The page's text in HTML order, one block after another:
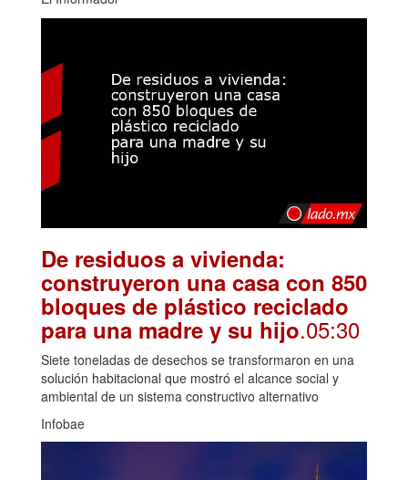
De residuos a vivienda:
construyeron una casa con 850
bloques de plástico reciclado
para una madre y su hijo.05:30
Siete toneladas de desechos se transformaron en una
solución habitacional que mostró el alcance social y
ambiental de un sistema constructivo alternativo
Infobae